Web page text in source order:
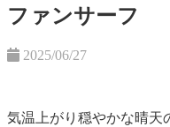
ファンサーフ
2025/06/27
気温上がり穏やかな晴天